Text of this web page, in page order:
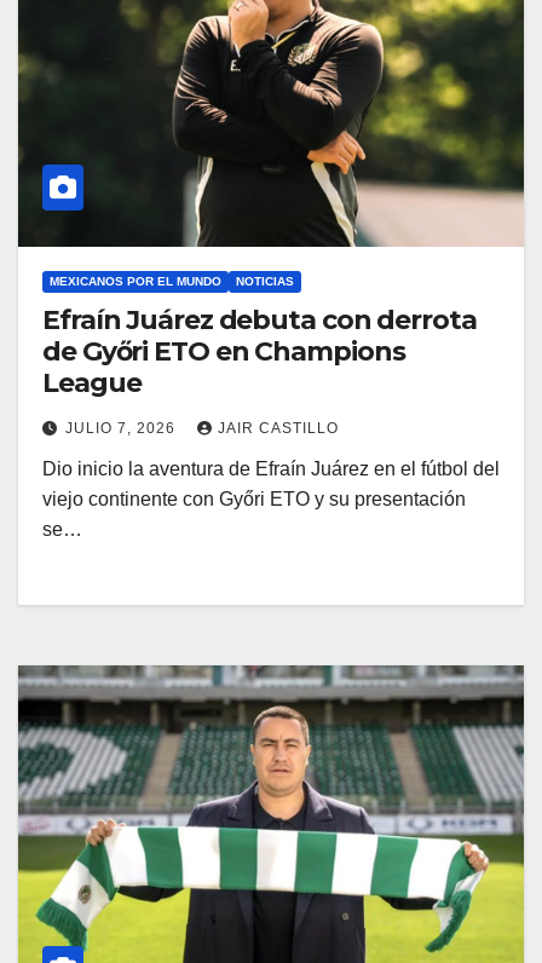
MEXICANOS POR EL MUNDO NOTICIAS
Efraín Juárez debuta con derrota
de Győri ETO en Champions
League
JULIO 7, 2026 JAIR CASTILLO
Dio inicio la aventura de Efraín Juárez en el fútbol del
viejo continente con Győri ETO y su presentación
se…